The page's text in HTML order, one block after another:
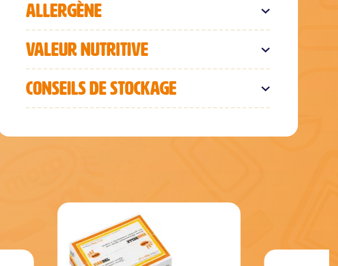
ALLERGÈNE
VALEUR NUTRITIVE
CONSEILS DE STOCKAGE